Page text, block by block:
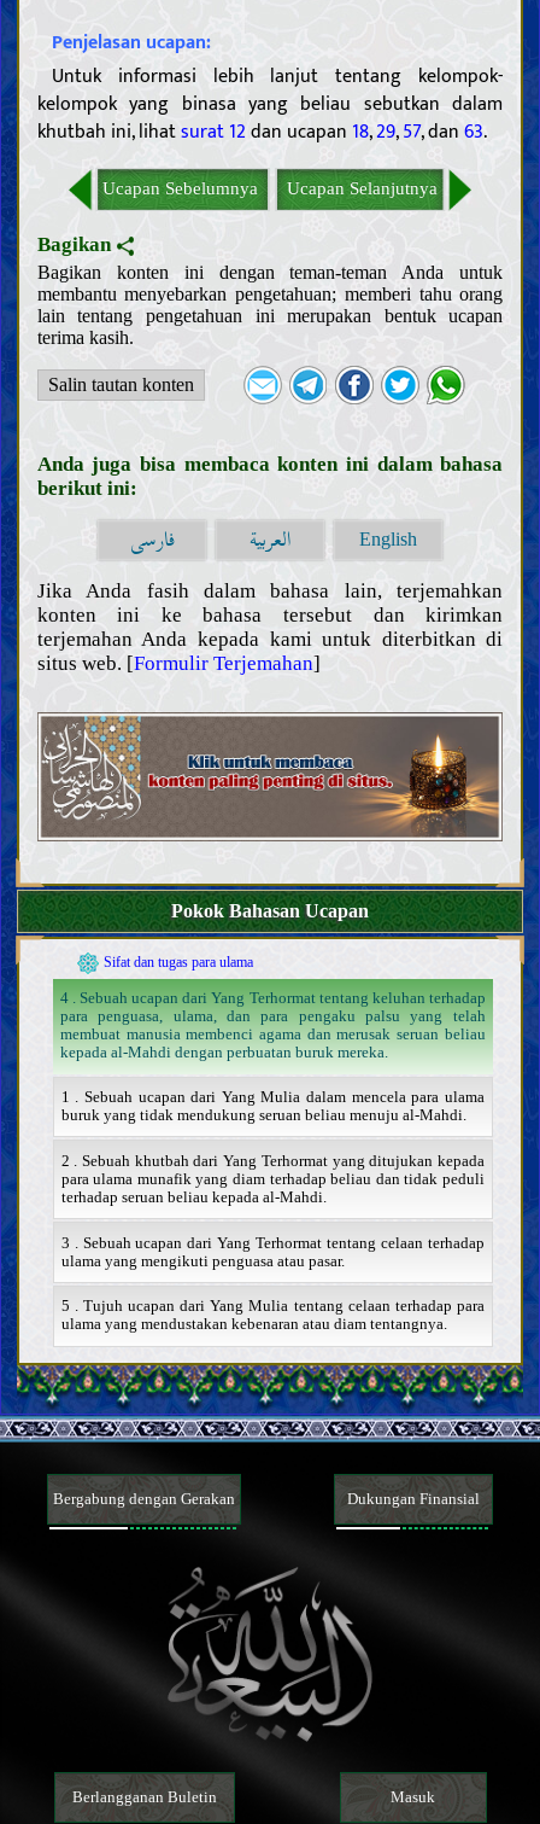
Penjelasan ucapan:
Untuk informasi lebih lanjut tentang kelompok-
kelompok yang binasa yang beliau sebutkan dalam
khutbah ini, lihatsurat 12dan ucapan 18,29,57, dan63.
Ucapan Sebelumnya Ucapan Selanjutnya
Bagikan
Bagikan konten ini dengan teman-teman Anda untuk
membantu menyebarkan pengetahuan; memberi tahu orang
lain tentang pengetahuan ini merupakan bentuk ucapan
terima kasih.
Salin tautan konten
Anda juga bisa membaca konten ini dalam bahasa
berikut ini:
فارسی العربية English
Jika Anda fasih dalam bahasa lain, terjemahkan
konten ini ke bahasa tersebut dan kirimkan
terjemahan Anda kepada kami untuk diterbitkan di
situs web. [Formulir Terjemahan]
Pokok Bahasan Ucapan
Pendahuluan
Makna pengetahuan dan kewajiban untuk memperolehnya
Hambatan dalam pengetahuan dan mencela mereka yang
terpengaruh
Sifat dan tugas para ulama
4 . Sebuah ucapan dari Yang Terhormat tentang keluhan terhadap
para penguasa, ulama, dan para pengaku palsu yang telah
membuat manusia membenci agama dan merusak seruan beliau
kepada al-Mahdi dengan perbuatan buruk mereka.
1 . Sebuah ucapan dari Yang Mulia dalam mencela para ulama
buruk yang tidak mendukung seruan beliau menuju al-Mahdi.
2 . Sebuah khutbah dari Yang Terhormat yang ditujukan kepada
para ulama munafik yang diam terhadap beliau dan tidak peduli
terhadap seruan beliau kepada al-Mahdi.
3 . Sebuah ucapan dari Yang Terhormat tentang celaan terhadap
ulama yang mengikuti penguasa atau pasar.
5 . Tujuh ucapan dari Yang Mulia tentang celaan terhadap para
ulama yang mendustakan kebenaran atau diam tentangnya.
Bukti
Kitab Allah
Keabsahan dan sifat-sifat Al Qur’an
Tafsir beberapa ayat Al Qur’an
Riwayat dari para Khalifah Allah
Kepercayaan
Mengenal para Khalifah Allah
Sifat-sifat para Nabi dan kehidupan mereka
Sifat-sifat Nabi terakhir dan kehidupan beliau
Karakteristik Nabi terakhir
Para sahabat dan para istri Nabi terakhir
Sifat-sifat Ahlul Bait Nabi terakhir, dan kehidupan mereka
Mansur dan gerakannya dalam mempersiapkan kedatangan
Imam Mahdi
Tanda-tanda kedatangan Imam Mahdi dan fitnah Akhir Zaman
Bergabung dengan Gerakan Dukungan Finansial
Berlangganan Buletin Masuk